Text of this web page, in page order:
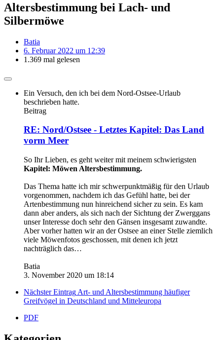
Altersbestimmung bei Lach- und
Silbermöwe
Batia
6. Februar 2022 um 12:39
1.369 mal gelesen
Ein Versuch, den ich bei dem Nord-Ostsee-Urlaub
beschrieben hatte.
Beitrag
RE: Nord/Ostsee - Letztes Kapitel: Das Land
vorm Meer
So Ihr Lieben, es geht weiter mit meinem schwierigsten
Kapitel: Möwen Altersbestimmung.
Das Thema hatte ich mir schwerpunktmäßig für den Urlaub
vorgenommen, nachdem ich das Gefühl hatte, bei der
Artenbestimmung nun hinreichend sicher zu sein. Es kam
dann aber anders, als sich nach der Sichtung der Zwerggans
unser Interesse doch sehr den Gänsen insgesamt zuwandte.
Aber vorher hatten wir an der Ostsee an einer Stelle ziemlich
viele Möwenfotos geschossen, mit denen ich jetzt
nachträglich das…
Batia
3. November 2020 um 18:14
Nächster Eintrag Art- und Altersbestimmung häufiger
Greifvögel in Deutschland und Mitteleuropa
PDF